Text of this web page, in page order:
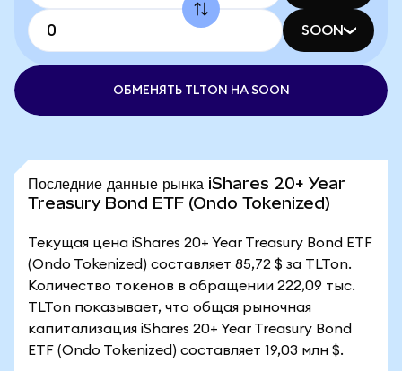
SOON
ОБМЕНЯТЬ TLTON НА SOON
Последние данные рынка iShares 20+ Year
Treasury Bond ETF (Ondo Tokenized)
Текущая цена iShares 20+ Year Treasury Bond ETF
(Ondo Tokenized) составляет 85,72 $ за TLTon.
Количество токенов в обращении 222,09 тыс.
TLTon показывает, что общая рыночная
капитализация iShares 20+ Year Treasury Bond
ETF (Ondo Tokenized) составляет 19,03 млн $.